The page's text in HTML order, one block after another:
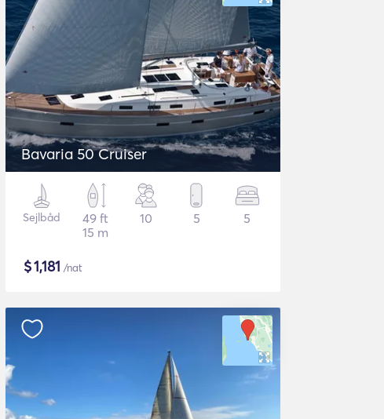
Bavaria 50 Cruiser
Sejlbåd
49 ft
15 m
10 5 5
$1,181 /nat